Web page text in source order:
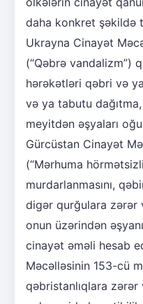
daha konkret şəkildə
Ukrayna Cinayət
(“Qəbrə vandalizm”)
hərəkətləri qəbri və
və ya tabutu
meyitdən əşyaları
Gürcüstan Cinayət
(“Mərhuma
murdarlanmasını,
digər qurğulara zərər
onun üzərindən
cinayət əməli hesab
Məcəlləsinin 153-cü
qəbristanlıqlara zərər